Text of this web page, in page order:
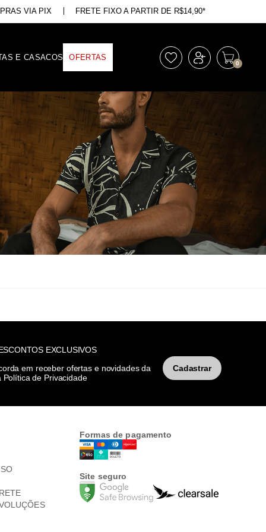
VIA PIX FRETE FIXO A PARTIR DE R$14,90*
E CASACOS OFERTAS
0
EXCLUSIVOS
Cadastrar
em receber ofertas e novidades da
de Privacidade
Formas de pagamento
Site seguro